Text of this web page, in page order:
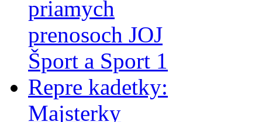
priamych
prenosoch JOJ
Šport a Sport 1
Repre kadetky:
Majsterky